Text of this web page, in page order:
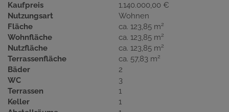
Kaufpreis
1.140.000,00 €
Nutzungsart
Wohnen
Fläche
ca. 123,85 m2
Wohnfläche ca. 123,85 m2
Nutzfläche ca. 123,85 m2
Terrassenfläche ca. 57,83 m2
Bäder
2
WC
3
Terrassen
1
Keller
1